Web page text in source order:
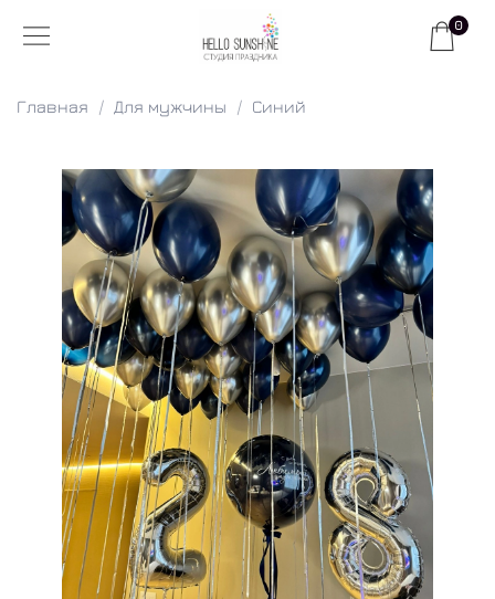
0
Главная Для мужчины Синий